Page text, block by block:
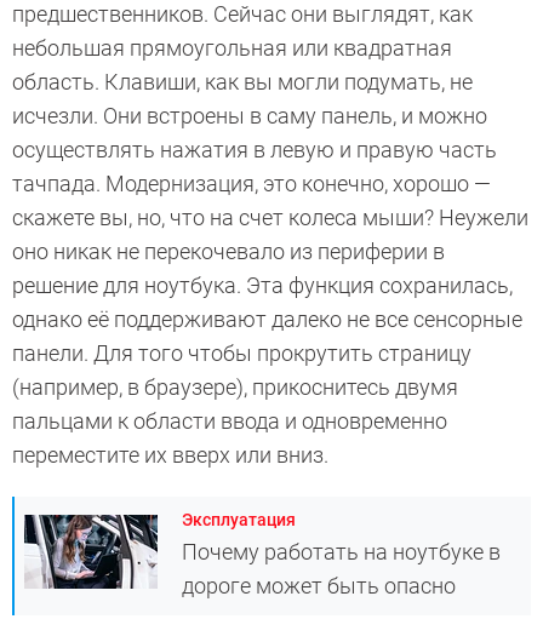
предшественников. Сейчас они выглядят, как
небольшая прямоугольная или квадратная
область. Клавиши, как вы могли подумать, не
исчезли. Они встроены в саму панель, и можно
осуществлять нажатия в левую и правую часть
тачпада. Модернизация, это конечно, хорошо —
скажете вы, но, что на счет колеса мыши? Неужели
оно никак не перекочевало из периферии в
решение для ноутбука. Эта функция сохранилась,
однако её поддерживают далеко не все сенсорные
панели. Для того чтобы прокрутить страницу
(например, в браузере), прикоснитесь двумя
пальцами к области ввода и одновременно
переместите их вверх или вниз.
Эксплуатация
Почему работать на ноутбуке в
дороге может быть опасно